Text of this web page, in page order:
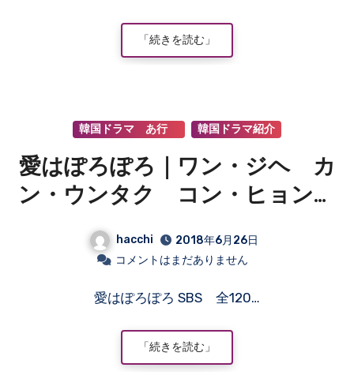
「続きを読む」
韓国ドラマ あ行 韓国ドラマ紹介
愛はぽろぽろ｜ワン・ジヘ カ
ン・ウンタク コン・ヒョンジ
ュ キム・ミンス カン・ドン
ホ
hacchi
2018年6月26日
コメントはまだありません
愛はぽろぽろ SBS 全120…
「続きを読む」